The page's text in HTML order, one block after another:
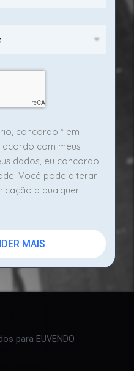
concordo * em
com meus
dados, eu concordo
Você pode alterar
a qualquer
MAIS
para EUVENDO